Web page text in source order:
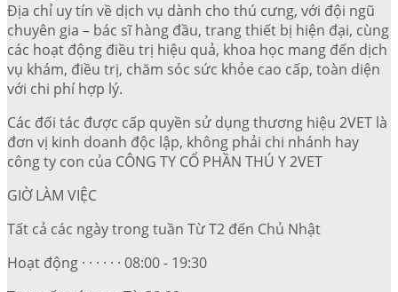
Địa chỉ uy tín về dịch vụ dành cho thú cưng, với đội ngũ
chuyên gia – bác sĩ hàng đầu, trang thiết bị hiện đại, cùng
các hoạt động điều trị hiệu quả, khoa học mang đến dịch
vụ khám, điều trị, chăm sóc sức khỏe cao cấp, toàn diện
với chi phí hợp lý.
Các đối tác được cấp quyền sử dụng thương hiệu 2VET là
đơn vị kinh doanh độc lập, không phải chi nhánh hay
công ty con của CÔNG TY CỔ PHẦN THÚ Y 2VET
GIỜ LÀM VIỆC
Tất cả các ngày trong tuần Từ T2 đến Chủ Nhật
Hoạt động · · · · · · 08:00 - 19:30